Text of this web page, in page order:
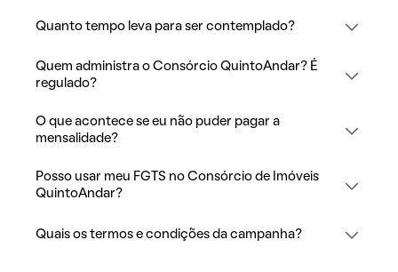
Quanto tempo leva para ser contemplado?
Quem administra o Consórcio QuintoAndar? É
regulado?
O que acontece se eu não puder pagar a
mensalidade?
Posso usar meu FGTS no Consórcio de Imóveis
QuintoAndar?
Quais os termos e condições da campanha?